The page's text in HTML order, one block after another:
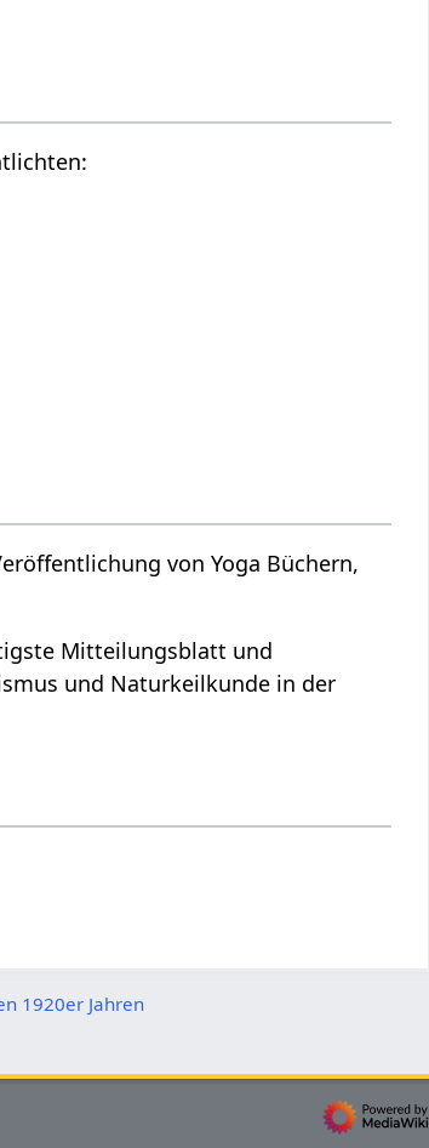
von Yoga Büchern,
Mitteilungsblatt und
und Naturkeilkunde in der
1920er Jahren